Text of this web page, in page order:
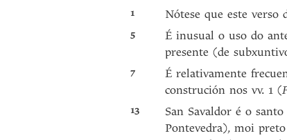
1 Nótese que este verso
5 É inusual o uso do
presente (de
7 É relativamente
construción nos vv. 1 (
13
San Savaldor é o
Pontevedra), moi